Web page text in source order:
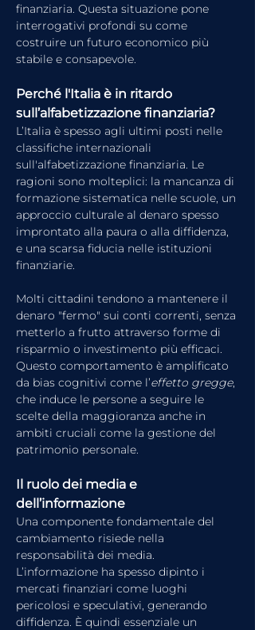
finanziaria. Questa situazione pone
interrogativi profondi su come
costruire un futuro economico più
stabile e consapevole.
Perché l'Italia è in ritardo
sull’alfabetizzazione finanziaria?
L’Italia è spesso agli ultimi posti nelle
classifiche internazionali
sull'alfabetizzazione finanziaria. Le
ragioni sono molteplici: la mancanza di
formazione sistematica nelle scuole, un
approccio culturale al denaro spesso
improntato alla paura o alla diffidenza,
e una scarsa fiducia nelle istituzioni
finanziarie.
Molti cittadini tendono a mantenere il
denaro "fermo" sui conti correnti, senza
metterlo a frutto attraverso forme di
risparmio o investimento più efficaci.
Questo comportamento è amplificato
da bias cognitivi come l’effetto gregge,
che induce le persone a seguire le
scelte della maggioranza anche in
ambiti cruciali come la gestione del
patrimonio personale.
Il ruolo dei media e
dell’informazione
Una componente fondamentale del
cambiamento risiede nella
responsabilità dei media.
L’informazione ha spesso dipinto i
mercati finanziari come luoghi
pericolosi e speculativi, generando
diffidenza. È quindi essenziale un